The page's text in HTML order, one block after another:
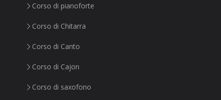
Corso di pianoforte
Corso di Chitarra
Corso di Canto
Corso di Cajon
Corso di saxofono